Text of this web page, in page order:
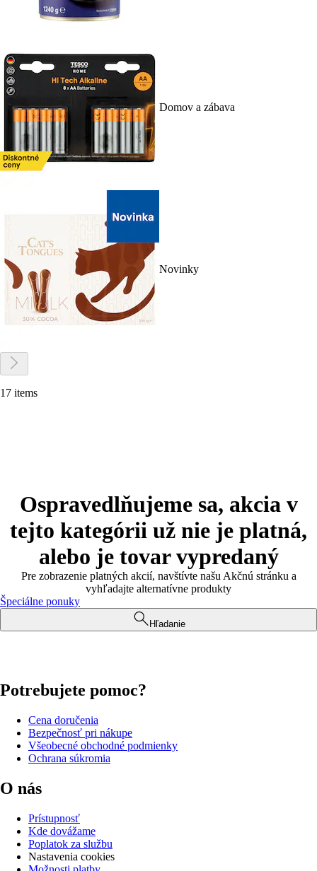
Domov a zábava
Novinky
17 items
Ospravedlňujeme sa, akcia v
tejto kategórii už nie je platná,
alebo je tovar vypredaný
Pre zobrazenie platných akcií, navštívte našu Akčnú stránku a
vyhľadajte alternatívne produkty
Špeciálne ponuky
Hľadanie
Potrebujete pomoc?
Cena doručenia
Bezpečnosť pri nákupe
Všeobecné obchodné podmienky
Ochrana súkromia
O nás
Prístupnosť
Kde dovážame
Poplatok za službu
Nastavenia cookies